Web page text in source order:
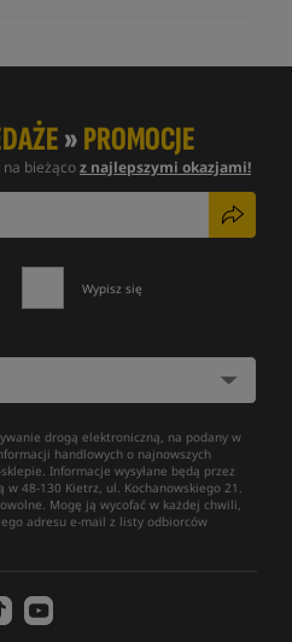
»PROMOCJE
bieżącoz najlepszymi okazjami!
Wypisz się
drogą elektroniczną, na podany w
handlowych o najnowszych
Informacje wysyłane będą przez
w 48-130 Kietrz, ul. Kochanowskiego 21.
Mogę ją wycofać w każdej chwili,
adresu e-mail z listy odbiorców